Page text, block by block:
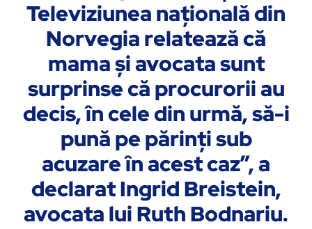
Televiziunea naţională din
Norvegia relatează că
mama şi avocata sunt
surprinse că procurorii au
decis, în cele din urmă, să-i
pună pe părinţi sub
acuzare în acest caz”, a
declarat Ingrid Breistein,
avocata lui Ruth Bodnariu.